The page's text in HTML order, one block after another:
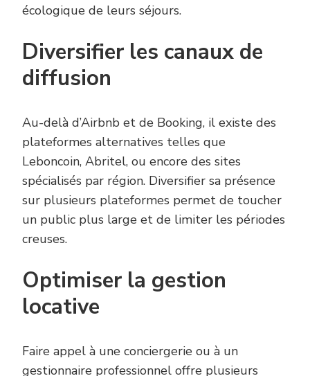
écologique de leurs séjours.
Diversifier les canaux de
diffusion
Au-delà d’Airbnb et de Booking, il existe des
plateformes alternatives telles que
Leboncoin, Abritel, ou encore des sites
spécialisés par région. Diversifier sa présence
sur plusieurs plateformes permet de toucher
un public plus large et de limiter les périodes
creuses.
Optimiser la gestion
locative
Faire appel à une conciergerie ou à un
gestionnaire professionnel offre plusieurs